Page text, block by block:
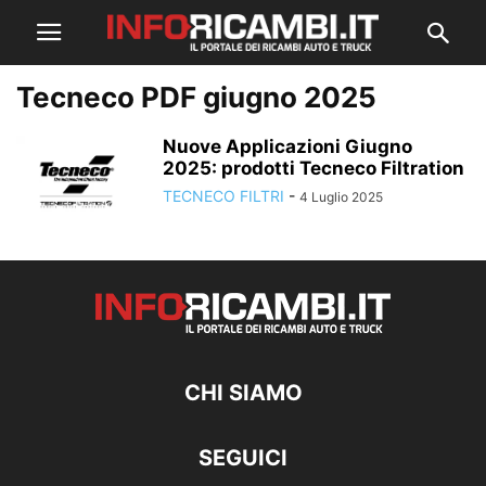
Tecneco PDF giugno 2025
Nuove Applicazioni Giugno
2025: prodotti Tecneco Filtration
TECNECO FILTRI - 4 Luglio 2025
CHI SIAMO
SEGUICI